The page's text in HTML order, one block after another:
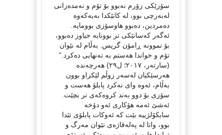
سۆزێکی زۆرم نەبوو بۆ تۆم و نەمدەزانی
لەبەرچی بوو، لە کاتێکدا بەیەکەوە
دەمردین، دەبوو هاوسۆزی بوومایە.
ئەگەر کەسانێکی تر بوونایە جیاوز دەبوو،
بۆ نموونە ڕامۆن گریس. بەڵام لە نێوان
تۆم و خواندا هەستم بە تەنهایی دەکرد.”
(سارتەر، ٢٠١٧؛ ل٢٩) هەرچەندە
هەرسێکیان لەسەر زوڵم لێکراو بوون
بەڵام، ئەوە وای نەکرد پابلۆ هەست و
سۆزی بۆ دوو بەند کروەکەی تر بچێت.
ئەشێ ئەمە هۆکاری ئەو دۆخە
سایکۆلژییە بێت کە ئەوکات پابلۆی تێدا
بوو، واتا لە پەلەقاژەی نێوان مەرگ و